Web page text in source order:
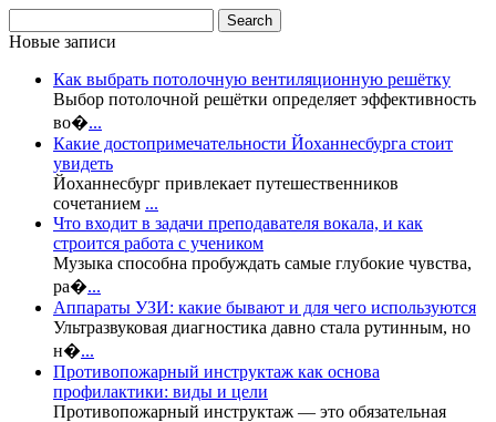
Новые записи
Как выбрать потолочную вентиляционную решётку
Выбор потолочной решётки определяет эффективность
во�...
Какие достопримечательности Йоханнесбурга стоит
увидеть
Йоханнесбург привлекает путешественников
сочетанием ...
Что входит в задачи преподавателя вокала, и как
строится работа с учеником
Музыка способна пробуждать самые глубокие чувства,
ра�...
Аппараты УЗИ: какие бывают и для чего используются
Ультразвуковая диагностика давно стала рутинным, но
н�...
Противопожарный инструктаж как основа
профилактики: виды и цели
Противопожарный инструктаж — это обязательная